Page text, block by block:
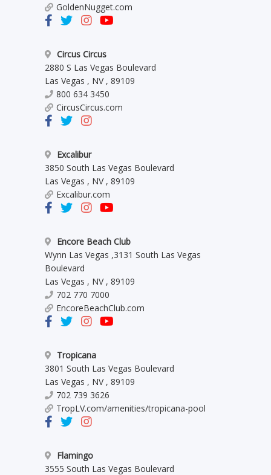
GoldenNugget.com
Circus Circus
2880 S Las Vegas Boulevard
Las Vegas , NV, 89109
800 634 3450
CircusCircus.com
Excalibur
3850 South Las Vegas Boulevard
Las Vegas , NV, 89109
Excalibur.com
Encore Beach Club
Wynn Las Vegas ,3131 South Las Vegas
Boulevard
Las Vegas , NV, 89109
702 770 7000
EncoreBeachClub.com
Tropicana
3801 South Las Vegas Boulevard
Las Vegas , NV, 89109
702 739 3626
TropLV.com/amenities/tropicana-pool
Flamingo
3555 South Las Vegas Boulevard